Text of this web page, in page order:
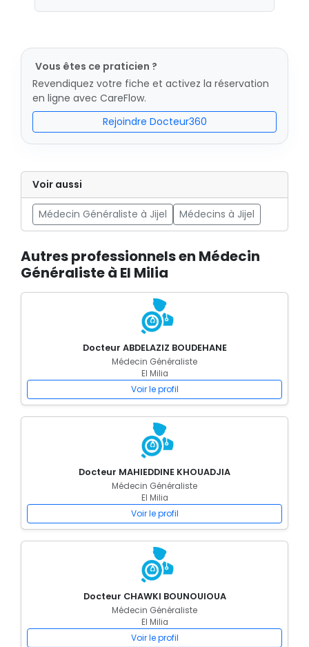
Vous êtes ce praticien ?
Revendiquez votre fiche et activez la réservation
en ligne avec CareFlow.
Rejoindre Docteur360
Voir aussi
Médecin Généraliste à Jijel Médecins à Jijel
Autres professionnels en Médecin
Généraliste à El Milia
Docteur ABDELAZIZ BOUDEHANE
Médecin Généraliste
El Milia
Voir le profil
Docteur MAHIEDDINE KHOUADJIA
Médecin Généraliste
El Milia
Voir le profil
Docteur CHAWKI BOUNOUIOUA
Médecin Généraliste
El Milia
Voir le profil